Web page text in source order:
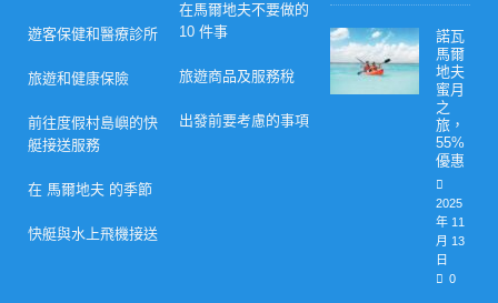
遊客保健和醫療診所
旅遊和健康保險
前往度假村島嶼的快
艇接送服務
在 馬爾地夫 的季節
快艇與水上飛機接送
在馬爾地夫不要做的
10 件事
旅遊商品及服務稅
出發前要考慮的事項
諾瓦
馬爾
地夫
蜜月
之
旅，
55%
優惠
2025
年 11
月 13
日
0